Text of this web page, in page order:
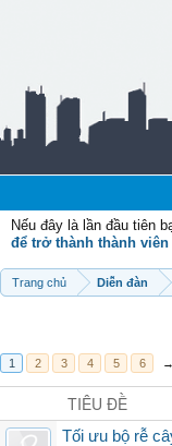
Nếu đây là lần đầu tiên
để trở thành thành viên
Trang chủ Diễn đàn
1 2 3 4 5 6 →
TIÊU ĐỀ
Tối ưu bộ rễ